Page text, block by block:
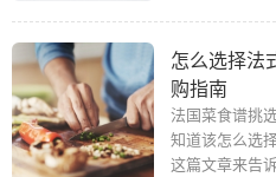
怎么选择法
购指南
法国菜食谱挑
知道该怎么选
这篇文章来告